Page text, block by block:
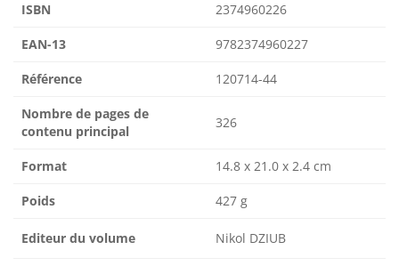
ISBN 2374960226
EAN-13 9782374960227
Référence 120714-44
Nombre de pages de
contenu principal
326
Format 14.8 x 21.0 x 2.4 cm
Poids 427 g
Editeur du volume Nikol DZIUB